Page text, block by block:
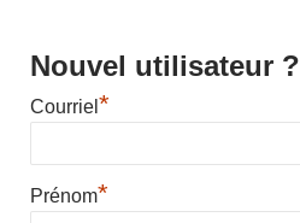
Nouvel utilisateur ?
Courriel *
Prénom*